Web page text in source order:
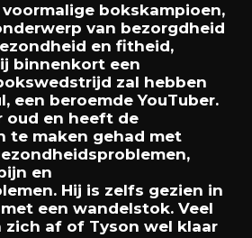
voormalige bokskampioen,
van bezorgdheid
en fitheid,
binnenkort een
zal hebben
een beroemdeYouTuber.
oud en heeft de
te maken gehad met
en
Hij is zelfs gezien in
met een wandelstok. Veel
zich af of Tyson wel klaar